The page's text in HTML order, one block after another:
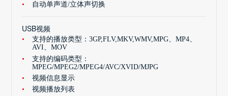
自动单声道/立体声切换
USB视频
支持的播放类型：3GP,FLV,MKV,WMV,MPG、MP4、
AVI、MOV
支持的编码类型：
MPEG/MPEG2/MPEG4/AVC/XVID/MJPG
视频信息显示
视频播放列表